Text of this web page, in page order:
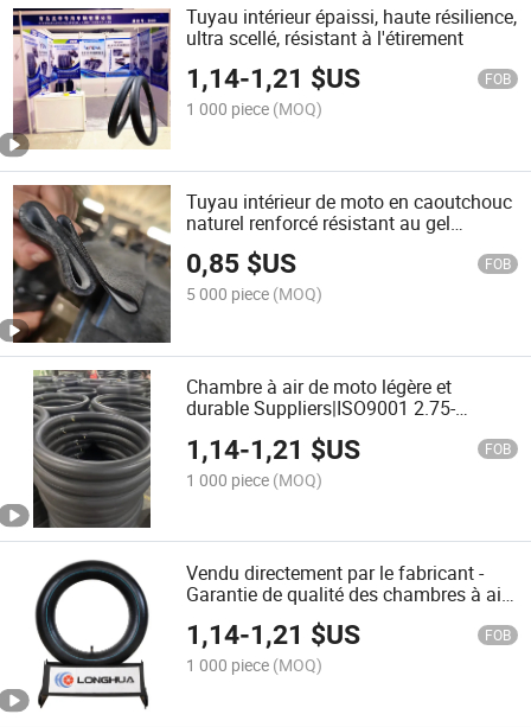
Tuyau intérieur épaissi, haute résilience,
ultra scellé, résistant à l'étirement
1,14-1,21 $US FOB
1 000 piece (MOQ)
Tuyau intérieur de moto en caoutchouc
naturel renforcé résistant au gel
fabriqué en Chine en gros 3.00-18
0,85 $US FOB
5 000 piece (MOQ)
Chambre à air de moto légère et
durable Suppliers|ISO9001 2.75-
1,14-1,21 $US FOB
1 000 piece (MOQ)
Vendu directement par le fabricant -
Garantie de qualité des chambres à air
1,14-1,21 $US FOB
1 000 piece (MOQ)